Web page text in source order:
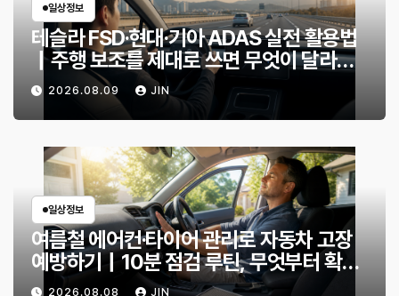
일상정보
테슬라 FSD·현대·기아 ADAS 실전 활용법
｜주행 보조를 제대로 쓰면 무엇이 달라질
까?2026.08.09 JIN
일상정보
여름철 에어컨·타이어 관리로 자동차 고장
예방하기｜10분 점검 루틴, 무엇부터 확인
할까?
2026.08.08 JIN